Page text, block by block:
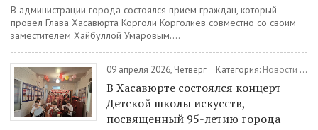
В администрации города состоялся прием граждан, который
провел Глава Хасавюрта Корголи Корголиев совместно со своим
заместителем Хайбуллой Умаровым....
09 апреля 2026, Четверг Категория: Новости
В Хасавюрте состоялся концерт
Детской школы искусств,
посвященный 95-летию города